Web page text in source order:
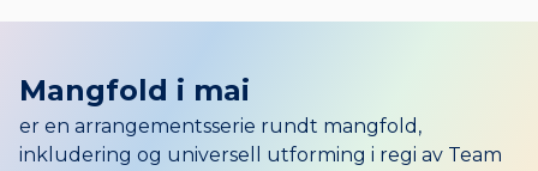
Mangfold i mai
er en arrangementsserie rundt mangfold,
inkludering og universell utforming i regi av Team